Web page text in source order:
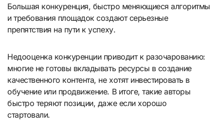
Большая конкуренция, быстро меняющиеся алгоритмы
и требования площадок создают серьезные
препятствия на пути к успеху.
Недооценка конкуренции приводит к разочарованию:
многие не готовы вкладывать ресурсы в создание
качественного контента, не хотят инвестировать в
обучение или продвижение. В итоге, такие авторы
быстро теряют позиции, даже если хорошо
стартовали.